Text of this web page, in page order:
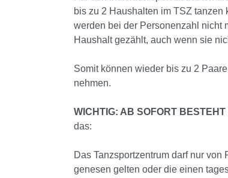
bis zu 2 Haushalten im TSZ
werden bei der Personenzahl nicht
Haushalt gezählt, auch wenn sie
Somit können wieder bis zu 2
nehmen.
WICHTIG: AB SOFORT
das:
Das Tanzsportzentrum darf nur
genesen gelten oder die einen